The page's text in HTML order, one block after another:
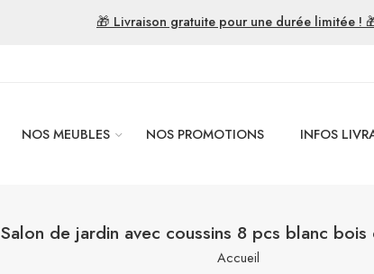
🎁 Livraison gratuite pour une durée limitée !
NOS MEUBLES NOS PROMOTIONS INFOS
Salon de jardin avec coussins 8 pcs blanc bois
Accueil